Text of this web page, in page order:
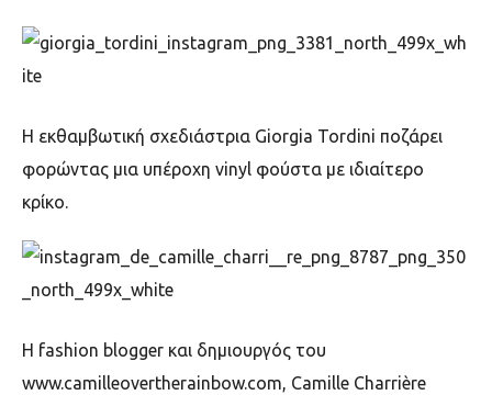
Η εκθαμβωτική σχεδιάστρια Giorgia Tordini ποζάρει
φορώντας μια υπέροχη vinyl φούστα με ιδιαίτερο
κρίκο.
H fashion blogger και δημιουργός του
www.camilleovertherainbow.com, Camille Charrière